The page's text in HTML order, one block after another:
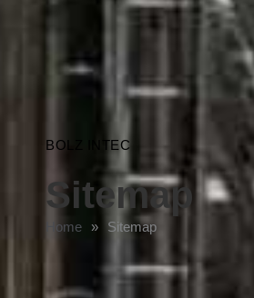
BOLZ INTEC
Sitemap
Home » Sitemap